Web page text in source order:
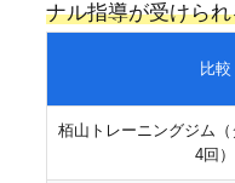
ナル指導が受けら
比較
栢山トレーニングジム
4回）